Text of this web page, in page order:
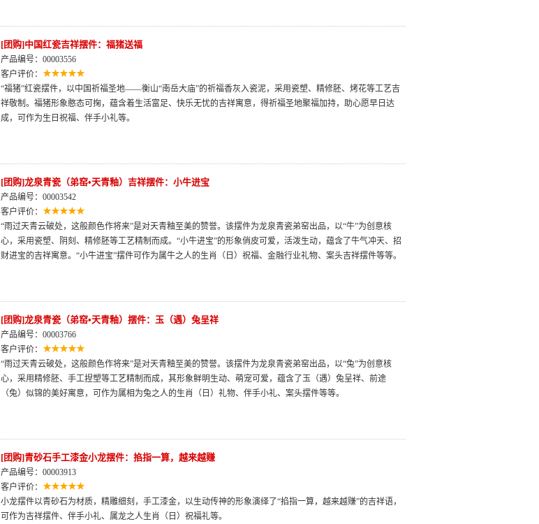
[团购]中国红瓷吉祥摆件：福猪送福
产品编号：00003556
客户评价：
“福猪”红瓷摆件，以中国祈福圣地——衡山“南岳大庙”的祈福香灰入瓷泥，采用瓷塑、精修胚、烤花等工艺吉
祥敬制。福猪形象憨态可掬，蕴含着生活富足、快乐无忧的吉祥寓意，得祈福圣地聚福加持，助心愿早日达
成，可作为生日祝福、伴手小礼等。
[团购]龙泉青瓷（弟窑•天青釉）吉祥摆件：小牛进宝
产品编号：00003542
客户评价：
“雨过天青云破处，这般颜色作将来”是对天青釉至美的赞誉。该摆件为龙泉青瓷弟窑出品，以“牛”为创意核
心，采用瓷塑、阴刻、精修胚等工艺精制而成。“小牛进宝”的形象俏皮可爱，活泼生动，蕴含了牛气冲天、招
财进宝的吉祥寓意。“小牛进宝”摆件可作为属牛之人的生肖（日）祝福、金融行业礼物、案头吉祥摆件等等。
[团购]龙泉青瓷（弟窑•天青釉）摆件：玉（遇）兔呈祥
产品编号：00003766
客户评价：
“雨过天青云破处，这般颜色作将来”是对天青釉至美的赞誉。该摆件为龙泉青瓷弟窑出品，以“兔”为创意核
心，采用精修胚、手工捏塑等工艺精制而成，其形象鲜明生动、萌宠可爱，蕴含了玉（遇）兔呈祥、前途
（兔）似锦的美好寓意，可作为属相为兔之人的生肖（日）礼物、伴手小礼、案头摆件等等。
[团购]青砂石手工漆金小龙摆件：掐指一算，越来越赚
产品编号：00003913
客户评价：
小龙摆件以青砂石为材质，精雕细刻，手工漆金，以生动传神的形象演绎了“掐指一算，越来越赚”的吉祥语，
可作为吉祥摆件、伴手小礼、属龙之人生肖（日）祝福礼等。